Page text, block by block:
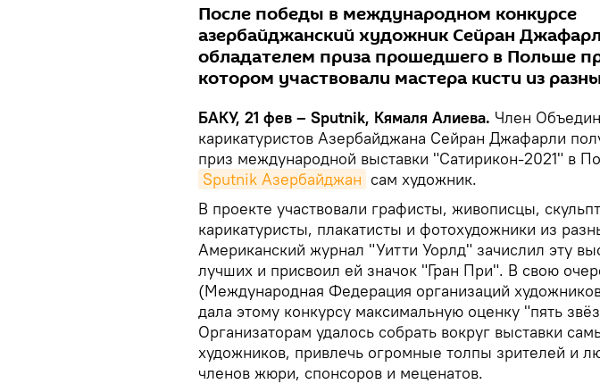
После победы в международном конкурсе
азербайджанский художник Сейран
обладателем приза прошедшего в Польше
котором участвовали мастера кисти из
БАКУ, 21 фев – Sputnik, Кямаля Алиева. Член
карикатуристов Азербайджана Сейран Джафарли
приз международной выставки "Сатирикон-2021" в
Sputnik Азербайджан сам художник.
В проекте участвовали графисты, живописцы,
карикатуристы, плакатисты и фотохудожники из
Американский журнал "Уитти Уорлд" зачислил эту
лучших и присвоил ей значок "Гран При". В свою
(Международная Федерация организаций
дала этому конкурсу максимальную оценку "пять
Организаторам удалось собрать вокруг выставки
художников, привлечь огромные толпы зрителей и
членов жюри, спонсоров и меценатов.